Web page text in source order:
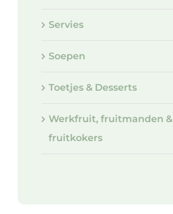
Servies
Soepen
Toetjes & Desserts
Werkfruit, fruitmanden &
fruitkokers